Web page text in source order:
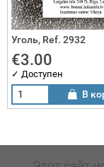
Уголь, Ref. 2932
€3.00
✓ Доступен
В